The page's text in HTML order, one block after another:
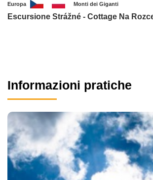
Europa Monti dei Giganti
Escursione Strážné - Cottage Na
Informazioni pratiche